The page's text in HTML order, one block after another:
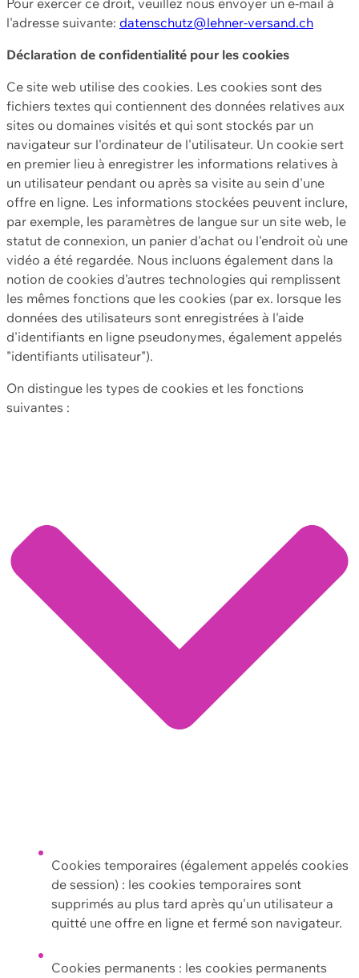
l'adresse suivante: datenschutz@lehner-versand.ch
Déclaration de confidentialité pour les cookies
Ce site web utilise des cookies. Les cookies sont des
fichiers textes qui contiennent des données relatives aux
sites ou domaines visités et qui sont stockés par un
navigateur sur l'ordinateur de l'utilisateur. Un cookie sert
en premier lieu à enregistrer les informations relatives à
un utilisateur pendant ou après sa visite au sein d'une
offre en ligne. Les informations stockées peuvent inclure,
par exemple, les paramètres de langue sur un site web, le
statut de connexion, un panier d'achat ou l'endroit où une
vidéo a été regardée. Nous incluons également dans la
notion de cookies d'autres technologies qui remplissent
les mêmes fonctions que les cookies (par ex. lorsque les
données des utilisateurs sont enregistrées à l'aide
d'identifiants en ligne pseudonymes, également appelés
"identifiants utilisateur").
On distingue les types de cookies et les fonctions
suivantes :
Cookies temporaires (également appelés cookies
de session) : les cookies temporaires sont
supprimés au plus tard après qu'un utilisateur a
quitté une offre en ligne et fermé son navigateur.
Cookies permanents : les cookies permanents